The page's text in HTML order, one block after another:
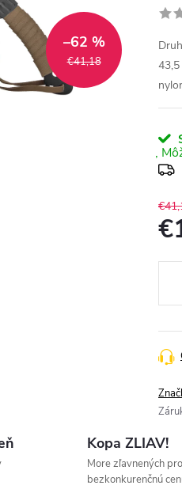
€41,18
–62 %
Kopa ZLIAV!
More zľavnených
bezkonkurenčnú